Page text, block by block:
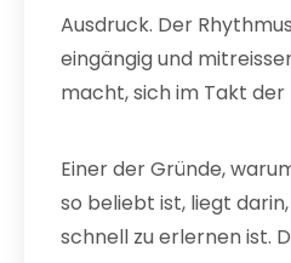
Ausdruck. Der
eingängig und
macht, sich im Takt der
Einer der Gründe,
so beliebt ist, liegt
schnell zu erlernen ist.